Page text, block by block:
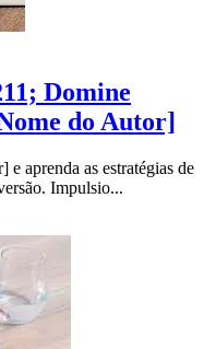
Domine
do Autor]
aprenda as estratégias de
Impulsio...